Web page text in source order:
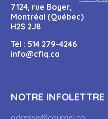
7124, rue Boyer,
Montréal (Québec)
H2S 2J8
Tél : 514 279-4246
info@cfiq.ca
NOTRE INFOLETTRE